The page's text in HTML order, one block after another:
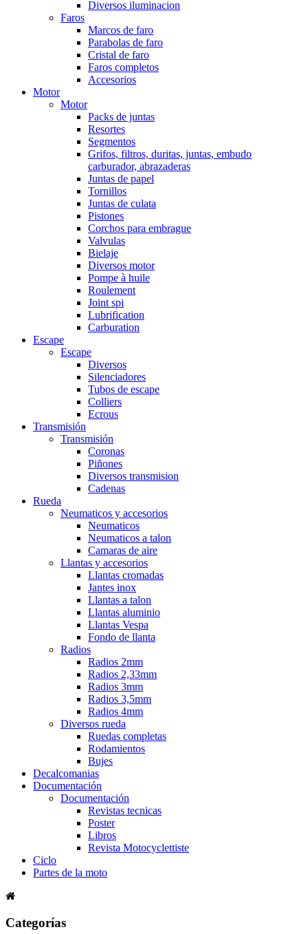
Diversos iluminacion
Faros
Marcos de faro
Parabolas de faro
Cristal de faro
Faros completos
Accesorios
Motor
Motor
Packs de juntas
Resortes
Segmentos
Grifos, filtros, duritas, juntas, embudo
carburador, abrazaderas
Juntas de papel
Tornillos
Juntas de culata
Pistones
Corchos para embrague
Valvulas
Bielaje
Diversos motor
Pompe à huile
Roulement
Joint spi
Lubrification
Carburation
Escape
Escape
Diversos
Silenciadores
Tubos de escape
Colliers
Ecrous
Transmisión
Transmisión
Coronas
Piñones
Diversos transmision
Cadenas
Rueda
Neumaticos y accesorios
Neumaticos
Neumaticos a talon
Camaras de aire
Llantas y accesorios
Llantas cromadas
Jantes inox
Llantas a talon
Llantas aluminio
Llantas Vespa
Fondo de llanta
Radios
Radios 2mm
Radios 2,33mm
Radios 3mm
Radios 3,5mm
Radios 4mm
Diversos rueda
Ruedas completas
Rodamientos
Bujes
Decalcomanias
Documentación
Documentación
Revistas tecnicas
Poster
Libros
Revista Motocyclettiste
Ciclo
Partes de la moto
Categorías